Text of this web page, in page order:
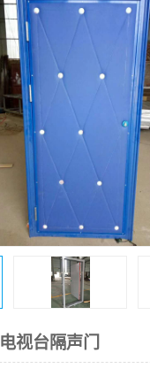
视台隔声门
钢木门
工业平
监狱门
钢大门
彩钢板门